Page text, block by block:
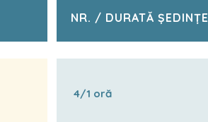
NR. / DURATĂ ȘEDINȚE
4/1 oră